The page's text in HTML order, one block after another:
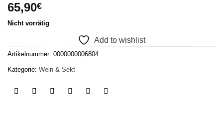
65,90€
Nicht vorrätig
Add to wishlist
Artikelnummer: 0000000006804
Kategorie: Wein & Sekt